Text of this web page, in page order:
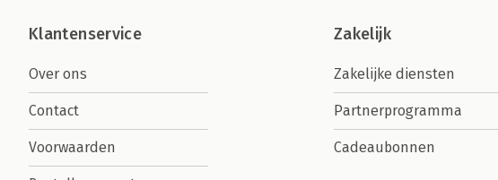
Klantenservice
Over ons
Contact
Voorwaarden
Zakelijk
Zakelijke diensten
Partnerprogramma
Cadeaubonnen